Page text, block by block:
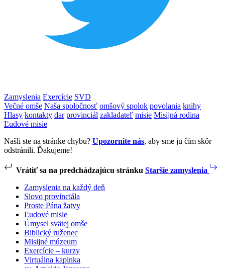
Zamyslenia Exercície SVD
Večné omše Naša spoločnosť omšový spolok povolania knihy
Hlasy kontakty dar provinciál zakladateľ misie Misijná rodina
Ľudové misie
Našli ste na stránke chybu? Upozornite nás, aby sme ju čím skôr
odstránili. Ďakujeme!
Vrátiť sa na predchádzajúcu stránku Staršie zamyslenia
Zamyslenia na každý deň
Slovo provinciála
Proste Pána žatvy
Ľudové misie
Úmysel svätej omše
Biblický ruženec
Misijné múzeum
Exercície – kurzy
Virtuálna kaplnka